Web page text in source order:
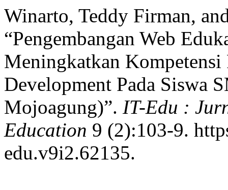
Winarto, Teddy Firman,
“Pengembangan Web
Meningkatkan Kompetensi
Development Pada Siswa
Mojoagung)”. IT-Edu :
Education 9 (2):103-9.
edu.v9i2.62135.